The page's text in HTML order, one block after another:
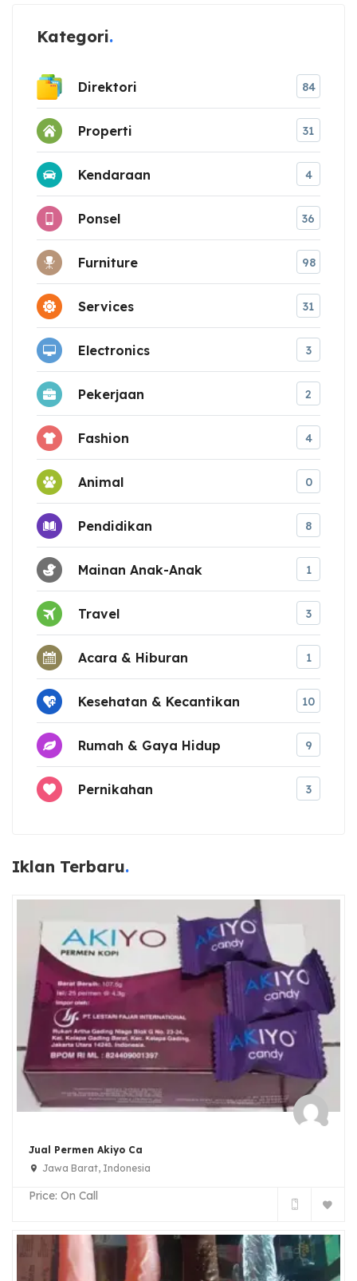
Kategori
Direktori 84
Properti 31
Kendaraan 4
Ponsel 36
Furniture 98
Services 31
Electronics 3
Pekerjaan 2
Fashion 4
Animal 0
Pendidikan 8
Mainan Anak-Anak 1
Travel 3
Acara & Hiburan 1
Kesehatan & Kecantikan 10
Rumah & Gaya Hidup 9
Pernikahan 3
Iklan Terbaru
Jual Permen Akiyo Ca
Jawa Barat, Indonesia
Price: On Call